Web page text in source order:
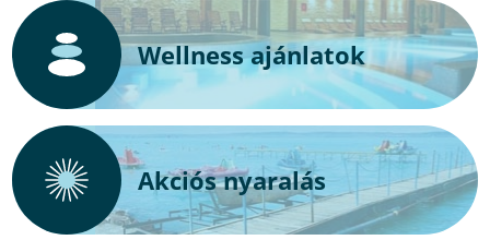
Wellness ajánlatok
Akciós nyaralás